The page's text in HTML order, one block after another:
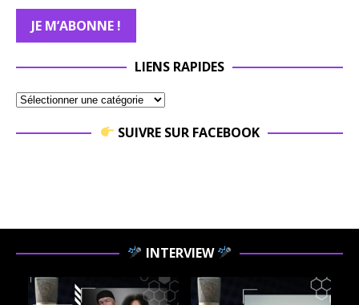
LIENS RAPIDES
SUIVRE SUR FACEBOOK
INTERVIEW